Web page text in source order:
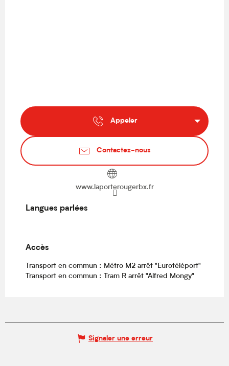
Appeler
Contactez-nous
www.laporterougerbx.fr
Langues parlées
Langues parlées
Accès
Accès
Transport en commun : Métro M2 arrêt "Eurotéléport"
Transport en commun : Tram R arrêt "Alfred Mongy"
Signaler une erreur